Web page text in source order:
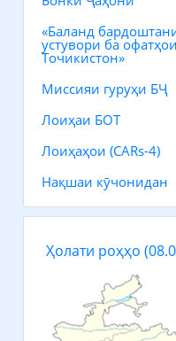
«Баланд
устувори ба
Точикистон»
Миссияи гуруҳи БҶ
Лоиҳаи БОТ
Лоиҳаҳои (CARs-4)
Нақшаи кӯчонидан
Ҳолати роҳҳо